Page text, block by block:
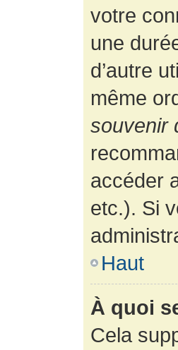
votre
une
d’autre
même
souvenir
accéder
etc.). Si
Haut
À quoi
Cela